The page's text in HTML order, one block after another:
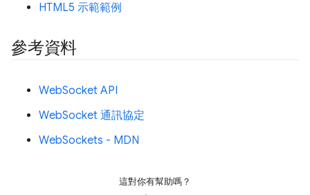
HTML5 示範範例
參考資料
WebSocket API
WebSocket 通訊協定
WebSockets - MDN
這對你有幫助嗎？